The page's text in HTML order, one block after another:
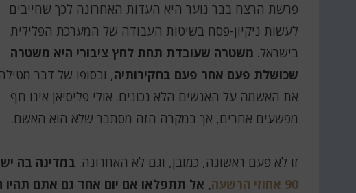
פרשת הרצח בבר נוער היא העדות האחרונה לכך שחייבים
לעשות ניקיון-פסח בשיטות העבודה של המערכת הפלילית
בישראל. משטרה שעובדת תחת לחץ ציבורי היא משטרה
שכושלת פעם אחר פעם בחקירותיה, ובסופו של דבר מטילה
את האשמה על האנשים הלא נכונים. אולי פליסיאן אינו חף
מפשעים אחרים, אך במקרה הזה מסתבר שלא הוא האשם.
זו לא פעם ראשונה, כמובן, וגם לא האחרונה. במדינה בה יש
90 אחוזי הרשעה
, אל תתפלאו אם יום אחד גם אתם תהיו